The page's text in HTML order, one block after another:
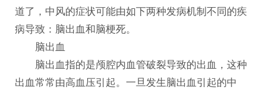
道了，中风的症状可能由如下两种发病机制不同的疾
病导致：脑出血和脑梗死。
脑出血
脑出血指的是颅腔内血管破裂导致的出血，这种
出血常常由高血压引起。一旦发生脑出血引起的中